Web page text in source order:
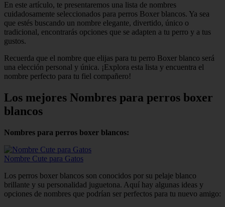
En este artículo, te presentaremos una lista de nombres
cuidadosamente seleccionados para perros Boxer blancos. Ya sea
que estés buscando un nombre elegante, divertido, único o
tradicional, encontrarás opciones que se adapten a tu perro y a tus
gustos.
Recuerda que el nombre que elijas para tu perro Boxer blanco será
una elección personal y única. ¡Explora esta lista y encuentra el
nombre perfecto para tu fiel compañero!
Los mejores Nombres para perros boxer
blancos
Nombres para perros boxer blancos:
Nombre Cute para Gatos
Los perros boxer blancos son conocidos por su pelaje blanco
brillante y su personalidad juguetona. Aquí hay algunas ideas y
opciones de nombres que podrían ser perfectos para tu nuevo amigo: